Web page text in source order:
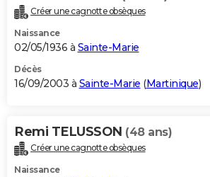
Créer une cagnotte obsèques
Naissance
02/05/1936 à Sainte-Marie
Décès
16/09/2003 à Sainte-Marie (Martinique)
Remi TELUSSON (48 ans)
Créer une cagnotte obsèques
Naissance